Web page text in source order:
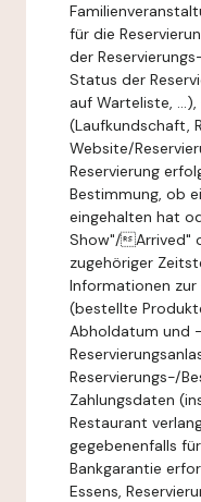
für die
der
Status der
auf Warteliste,
(Laufkundschaft,
Website/
Reservierung
Bestimmung, ob
eingehalten hat
Show"/Arrived"
zugehöriger
Informationen
(bestellte
Abholdatum und
Reservierungs-/
Zahlungsdaten
Restaurant
gegebenenfalls
Bankgarantie
Essens,